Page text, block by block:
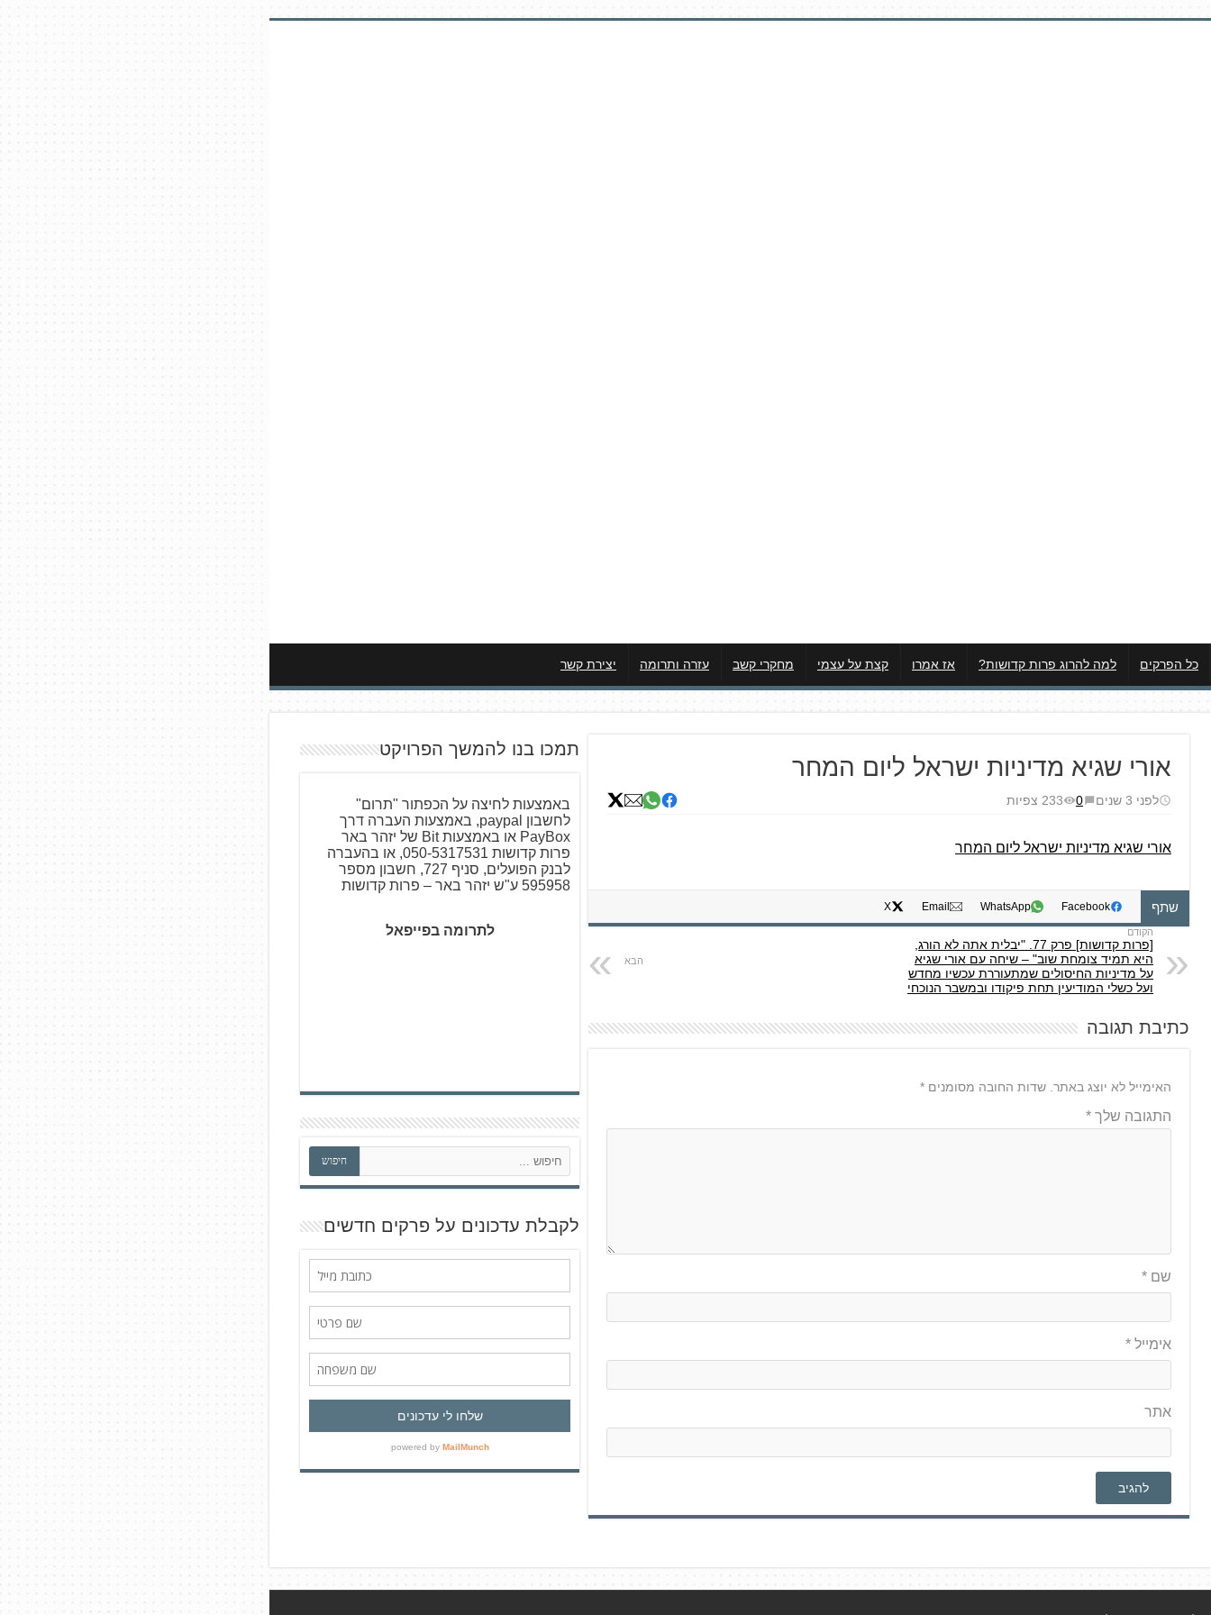
לדלג
כל הפרקים למה להרוג פרות קדושות? אז אמרו קצת על עצמי מחקרי קשב עזרה ותרומה יצירת קשר
אורי שגיא מדיניות ישראל ליום המחר
לפני 3 שנים 0 233 צפיות
אורי שגיא מדיניות ישראל ליום המחר
שתף Facebook
WhatsApp
Email
X
[פרות קדושות] פרק 77. "יבלית אתה לא הורג,
היא תמיד צומחת שוב" – שיחה עם אורי שגיא
על מדיניות החיסולים שמתעוררת עכשיו מחדש
ועל כשלי המודיעין תחת פיקודו ובמשבר הנוכחי
כתיבת תגובה
האימייל לא יוצג באתר. שדות החובה מסומנים *
התגובה שלך *
שם *
אימייל *
אתר
תמכו בנו להמשך הפרויקט
באמצעות לחיצה על הכפתור "תרום"
לחשבון paypal, באמצעות העברה דרך
PayBox או באמצעות Bit של יזהר באר
פרות קדושות 050-5317531, או בהעברה
לבנק הפועלים, סניף 727, חשבון מספר
595958 ע"ש יזהר באר – פרות קדושות
לתרומה בפייפאל
פ
ש
חיפוש
לקבלת עדכונים על פרקים חדשים